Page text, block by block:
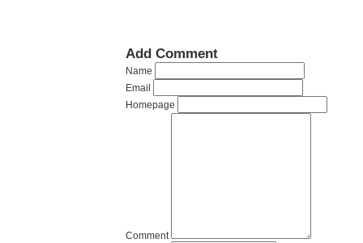
Add Comment
Name
Email
Homepage
Comment